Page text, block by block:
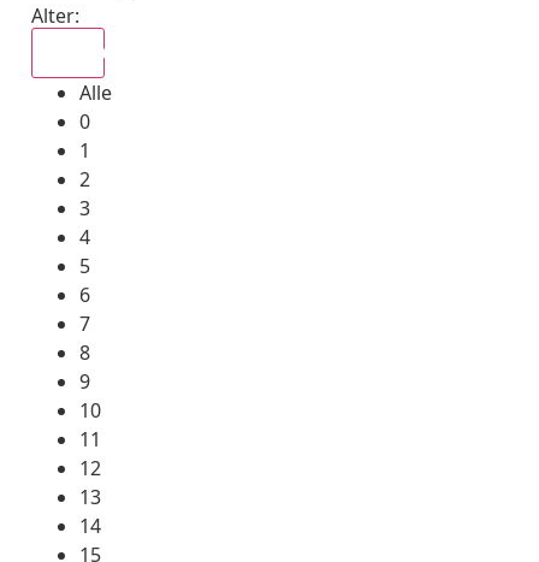
Alter:
Alle
0
1
2
3
4
5
6
7
8
9
10
11
12
13
14
15